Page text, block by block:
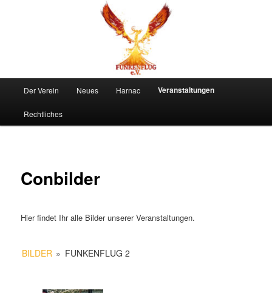
Funkenflug e.V.
Der Verein Neues Harnac Veranstaltungen
Rechtliches
Conbilder
Hier findet Ihr alle Bilder unserer Veranstaltungen.
BILDER » FUNKENFLUG 2